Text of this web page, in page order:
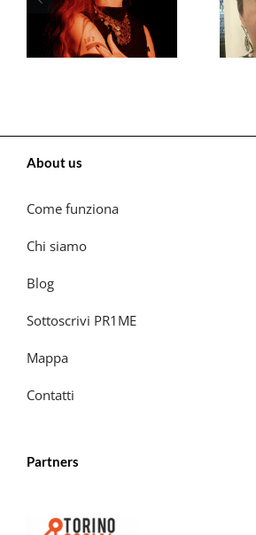
About us
Come funziona
Chi siamo
Blog
Sottoscrivi PR1ME
Mappa
Contatti
Partners